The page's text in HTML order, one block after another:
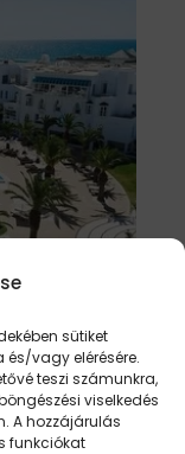
sütiket
vagy elérésére.
teszi számunkra,
viselkedés
A hozzájárulás
funkciókat